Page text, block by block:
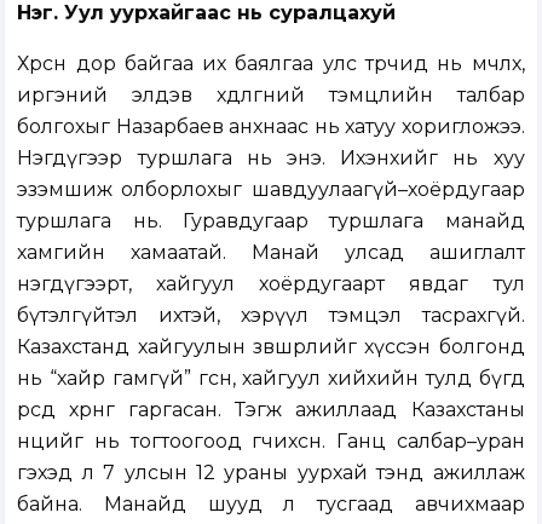
Нэг. Уул уурхайгаас нь суралцахуй
Хөрсөн дор байгаа их баялгаа улс төрчид нь өмчлөх,
иргэний элдэв хөдөлгөөний тэмцлийн талбар
болгохыг Назарбаев анхнаас нь хатуу хоригложээ.
Нэгдүгээр туршлага нь энэ. Ихэнхийг нь хуу
эзэмшиж олборлохыг шавдуулаагүй–хоёрдугаар
туршлага нь. Гуравдугаар туршлага манайд
хамгийн хамаатай. Манай улсад ашиглалт
нэгдүгээрт, хайгуул хоёрдугаарт явдаг тул
бүтэлгүйтэл ихтэй, хэрүүл тэмцэл тасрахгүй.
Казахстанд хайгуулын зөвшөөрлийг хүссэн болгонд
нь “хайр гамгүй” өгсөн, хайгуул хийхийн тулд бүгд
өөрсдөө хөрөнгөө гаргасан. Тэгж ажиллаад Казахстаны
нөөцийг нь тогтоогоод өгчихсөн. Ганц салбар–уран
гэхэд л 7 улсын 12 ураны уурхай тэнд ажиллаж
байна. Манайд шууд л тусгаад авчихмаар